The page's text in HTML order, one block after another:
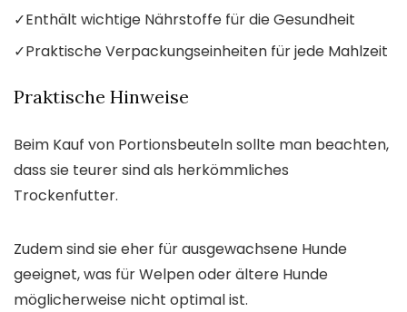
✓Enthält wichtige Nährstoffe für die Gesundheit
✓Praktische Verpackungseinheiten für jede Mahlzeit
Praktische Hinweise
Beim Kauf von Portionsbeuteln sollte man beachten,
dass sie teurer sind als herkömmliches
Trockenfutter.
Zudem sind sie eher für ausgewachsene Hunde
geeignet, was für Welpen oder ältere Hunde
möglicherweise nicht optimal ist.